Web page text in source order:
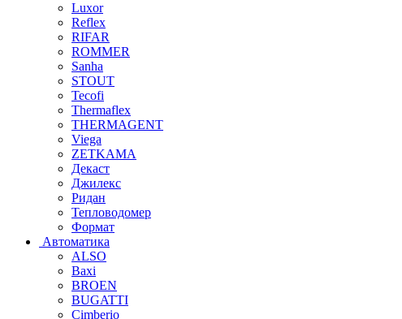
Luxor
Reflex
RIFAR
ROMMER
Sanha
STOUT
Tecofi
Thermaflex
THERMAGENT
Viega
ZETKAMA
Декаст
Джилекс
Ридан
Тепловодомер
Формат
Автоматика
ALSO
Baxi
BROEN
BUGATTI
Cimberio